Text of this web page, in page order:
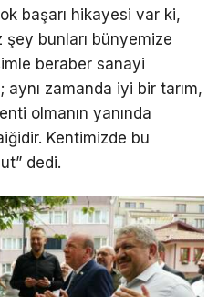
başarı hikayesi var ki,
şey bunları bünyemize
beraber sanayi
zamanda iyi bir tarım,
olmanın yanında
Kentimizde bu
dedi.